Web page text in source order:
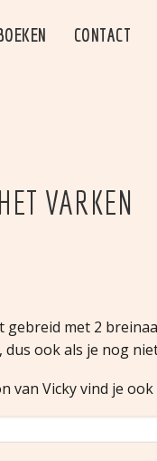
CONTACT
VARKEN
gebreid met 2
dus ook als je nog
van Vicky vind je